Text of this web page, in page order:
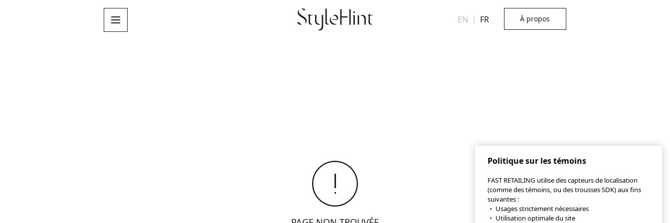
EN FR À propos
Politique sur les témoins
FAST RETAILING utilise des capteurs de localisation
(comme des témoins, ou des trousses SDK) aux fins
suivantes :
・ Usages strictement nécessaires
・ Utilisation optimale du site